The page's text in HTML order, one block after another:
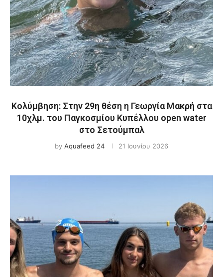
Κολύμβηση: Στην 29η θέση η Γεωργία Μακρή στα
10χλμ. του Παγκοσμίου Κυπέλλου open water
στο Σετούμπαλ
by Aquafeed 24 21 Ιουνίου 2026